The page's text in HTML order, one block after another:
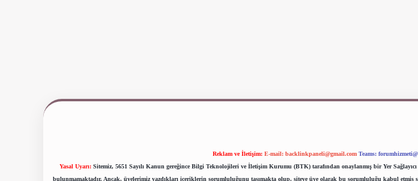
Reklam ve İletişim: E-mail: backlinkpaneli@gmail.com Teams:
Yasal Uyarı: Sitemiz, 5651 Sayılı Kanun gereğince Bilgi Teknolojileri ve İletişim Kurumu (BTK) tarafından onaylanmış bir Yer
bulunmamaktadır. Ancak, üyelerimiz yazdıkları içeriklerin sorumluluğunu taşımakta olup, siteye üye olarak bu sorumluluğu kabul